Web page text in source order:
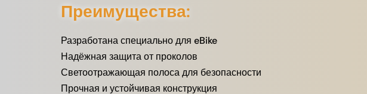
Преимущества:
Разработана специально для eBike
Надёжная защита от проколов
Светоотражающая полоса для безопасности
Прочная и устойчивая конструкция